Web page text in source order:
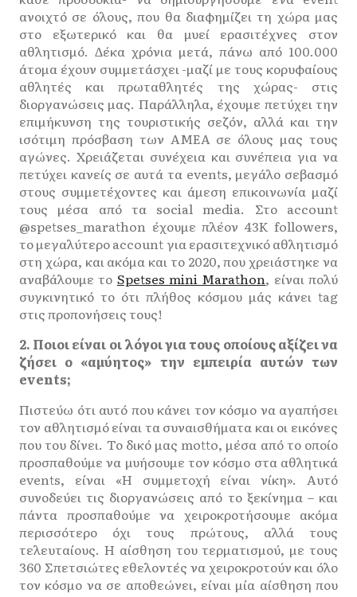
ανοιχτό σε όλους, που θα διαφημίζει τη χώρα μας
στο εξωτερικό και θα μυεί ερασιτέχνες στον
αθλητισμό. Δέκα χρόνια μετά, πάνω από 100.000
άτομα έχουν συμμετάσχει -μαζί με τους κορυφαίους
αθλητές και πρωταθλητές της χώρας- στις
διοργανώσεις μας. Παράλληλα, έχουμε πετύχει την
επιμήκυνση της τουριστικής σεζόν, αλλά και την
ισότιμη πρόσβαση των ΑΜΕΑ σε όλους μας τους
αγώνες. Χρειάζεται συνέχεια και συνέπεια για να
πετύχει κανείς σε αυτά τα events, μεγάλο σεβασμό
στους συμμετέχοντες και άμεση επικοινωνία μαζί
τους μέσα από τα social media. Στο account
@spetses_marathon έχουμε πλέον 43Κ followers,
το μεγαλύτερο account για ερασιτεχνικό αθλητισμό
στη χώρα, και ακόμα και το 2020, που χρειάστηκε να
αναβάλουμε το Spetses mini Marathon, είναι πολύ
συγκινητικό το ότι πλήθος κόσμου μάς κάνει tag
στις προπονήσεις τους!
2. Ποιοι είναι οι λόγοι για τους οποίους αξίζει να
ζήσει ο «αμύητος» την εμπειρία αυτών των
events;
Πιστεύω ότι αυτό που κάνει τον κόσμο να αγαπήσει
τον αθλητισμό είναι τα συναισθήματα και οι εικόνες
που του δίνει. Το δικό μας motto, μέσα από το οποίο
προσπαθούμε να μυήσουμε τον κόσμο στα αθλητικά
events, είναι «Η συμμετοχή είναι νίκη». Αυτό
συνοδεύει τις διοργανώσεις από το ξεκίνημα – και
πάντα προσπαθούμε να χειροκροτήσουμε ακόμα
περισσότερο όχι τους πρώτους, αλλά τους
τελευταίους. Η αίσθηση του τερματισμού, με τους
360 Σπετσιώτες εθελοντές να χειροκροτούν και όλο
τον κόσμο να σε αποθεώνει, είναι μία αίσθηση που